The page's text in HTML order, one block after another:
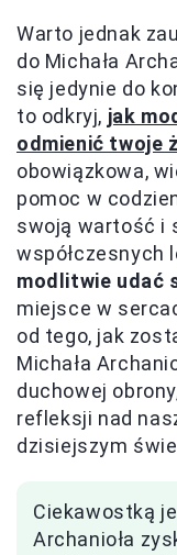
Warto jednak
do Michała
się jedynie do
to odkryj, jak
odmienić twoje
obowiązkowa,
pomoc w
swoją wartość i
współczesnych
modlitwie udać
miejsce w
od tego, jak
Michała
duchowej
refleksji nad
dzisiejszym
Ciekawostką
Archanioła